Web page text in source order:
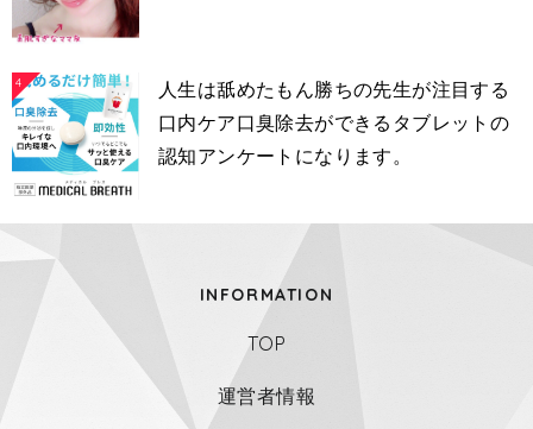
4
人生は舐めたもん勝ちの先生が注目する
口内ケア口臭除去ができるタブレットの
認知アンケートになります。
INFORMATION
TOP
運営者情報